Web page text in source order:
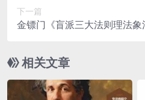
下一篇
金镖门《盲派三大法则理法象
相关文章